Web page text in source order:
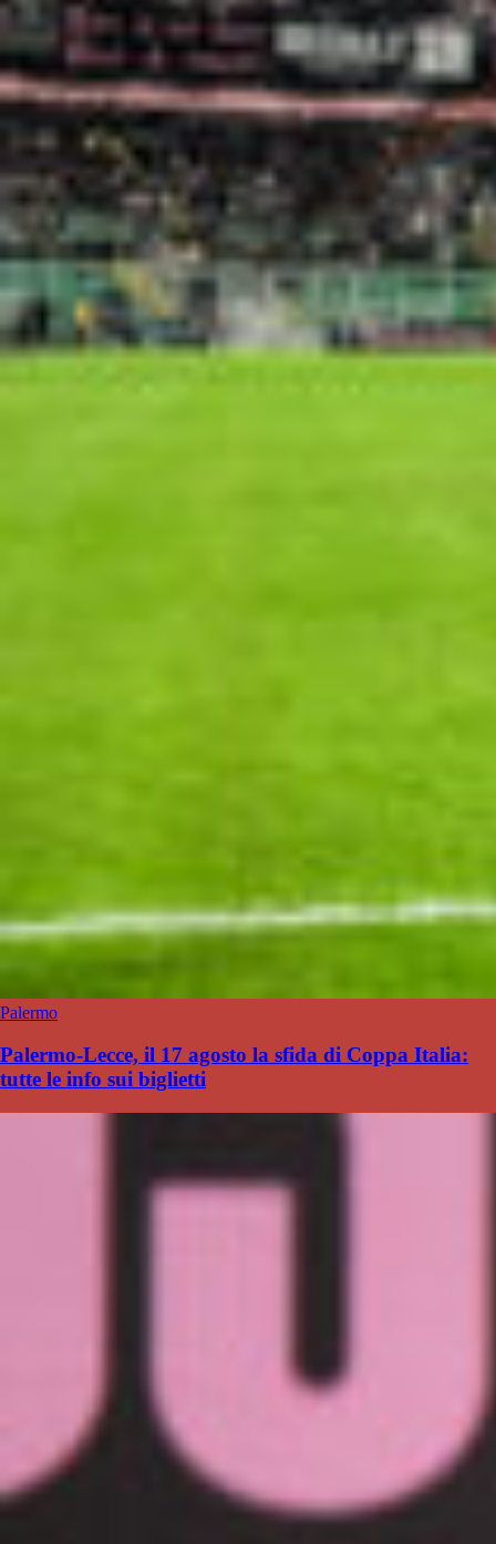
Palermo
Palermo-Lecce, il 17 agosto la sfida di Coppa Italia:
tutte le info sui biglietti